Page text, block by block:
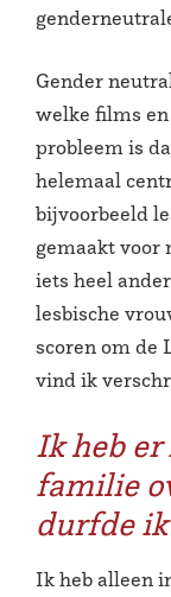
Gender
welke films
probleem is
helemaal
bijvoorbeeld
gemaakt voor
iets heel
lesbische
scoren om de
vind ik
Ik heb
familie
durfde
Ik heb alleen